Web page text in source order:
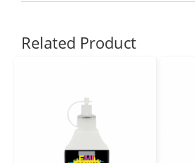
Related Product